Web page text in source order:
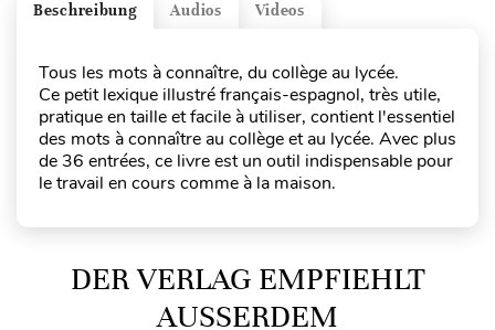
Videos
Audios
Beschreibung
Tous les mots à connaître, du collège au lycée.
Ce petit lexique illustré français-espagnol, très utile,
pratique en taille et facile à utiliser, contient l'essentiel
des mots à connaître au collège et au lycée. Avec plus
de 36 entrées, ce livre est un outil indispensable pour
le travail en cours comme à la maison.
DER VERLAG EMPFIEHLT
AUSSERDEM